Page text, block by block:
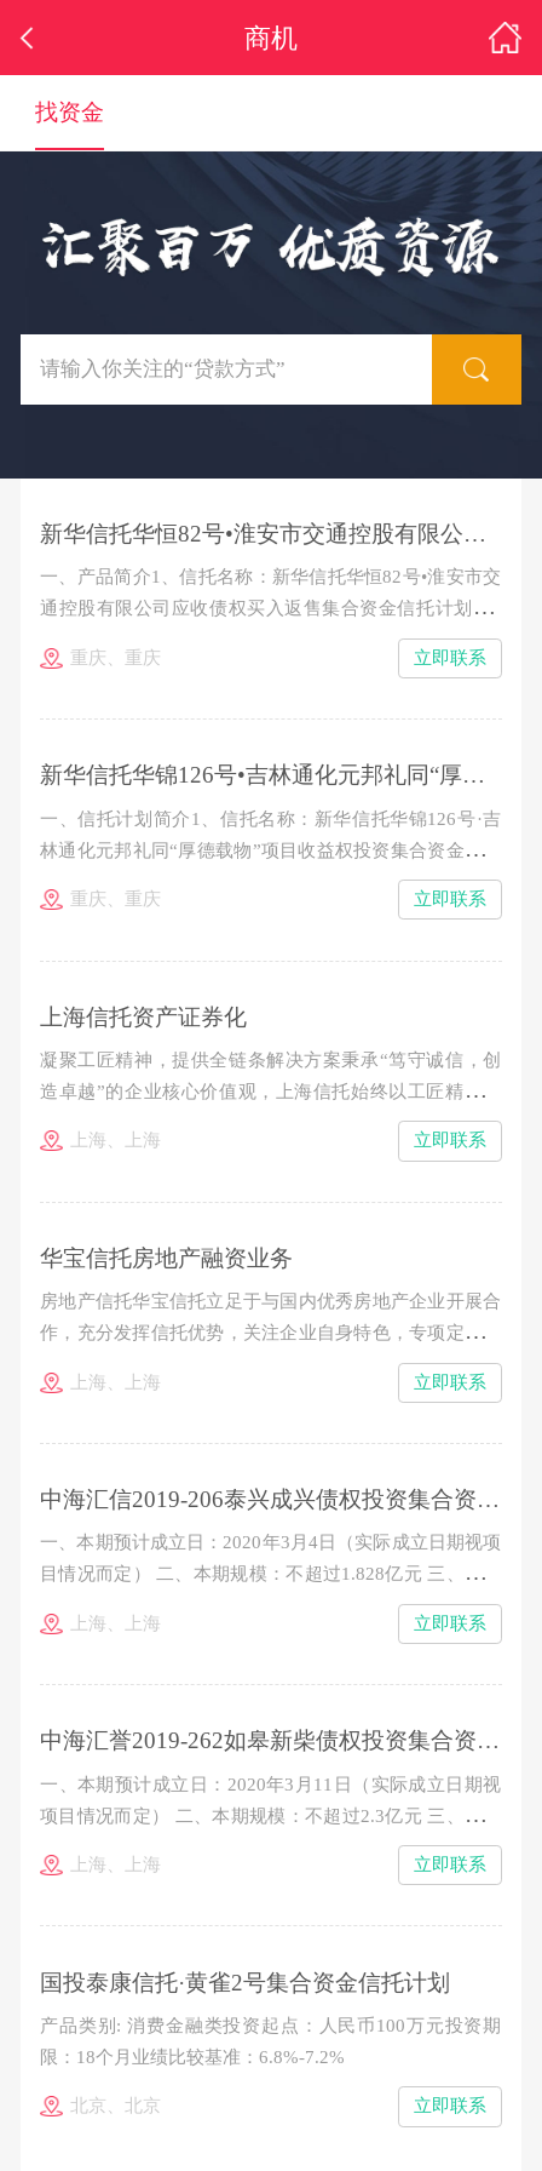
商机
找资金
新华信托华恒82号•淮安市交通控股有限公司应收债权买入返售集合资金信托计划推介公告（第一批次第五期）
一、产品简介1、信托名称：新华信托华恒82号•淮安市交
通控股有限公司应收债权买入返售集合资金信托计划2、
产品期限：1.5年。3、信托规模：4.99亿元，分期发行。
4、预期年收益率：类型 认购金额 期限 预期收益率 信
重庆、重庆 立即联系
新华信托华锦126号•吉林通化元邦礼同“厚德载物”项目收益权投资集合资金信托计划（第三期）推介公告
一、信托计划简介1、信托名称：新华信托华锦126号·吉
林通化元邦礼同“厚德载物”项目收益权投资集合资金信托
计划2、存续期限：从成立日起至2015年11月7日止。3、
本期信托规模：不超过8557万元。4、预期年收益率：
收
重庆、重庆 立即联系
上海信托资产证券化
凝聚工匠精神，提供全链条解决方案秉承“笃守诚信，创
造卓越”的企业核心价值观，上海信托始终以工匠精神打
造资产证券化精品投行业务，立足于公司在资产证券化业
务领域的专业能力和先发优势，逐步构筑起“受托管理-投
上海、上海 立即联系
华宝信托房地产融资业务
房地产信托华宝信托立足于与国内优秀房地产企业开展合
作，充分发挥信托优势，关注企业自身特色，专项定制投
融资计划。华宝信托通过抵质押融资、夹层融资、权益型
融资、房地产信托基金等模式，实现信托机制与企业融资
上海、上海 立即联系
中海汇信2019-206泰兴成兴债权投资集合资金信托计划
一、本期预计成立日：2020年3月4日（实际成立日期视项
目情况而定） 二、本期规模：不超过1.828亿元 三、信托
单位期限：2年 四、认购金额：100万元起，以10万元的
整数倍增加（300万元以下的名额有限，时间优先、额满
上海、上海 立即联系
中海汇誉2019-262如皋新柴债权投资集合资金信托计划
一、本期预计成立日：2020年3月11日（实际成立日期视
项目情况而定） 二、本期规模：不超过2.3亿元 三、信托
单位期限：24个月 四、认购金额：100万元起，以10万元
的整数倍增加（300万元以下的名额有限，时间优先、额
上海、上海 立即联系
国投泰康信托·黄雀2号集合资金信托计划
产品类别: 消费金融类投资起点：人民币100万元投资期
限：18个月业绩比较基准：6.8%-7.2%
北京、北京 立即联系